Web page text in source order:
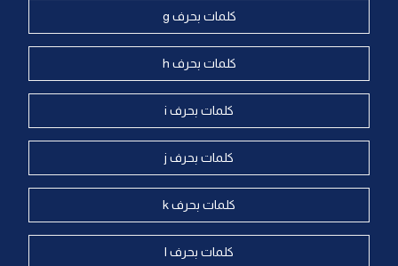
كلمات بحرف g
كلمات بحرف h
كلمات بحرف i
كلمات بحرف j
كلمات بحرف k
كلمات بحرف l